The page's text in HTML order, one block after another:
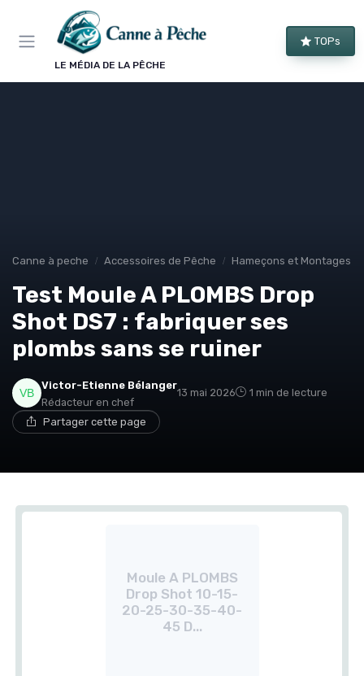
LE MÉDIA DE LA PÊCHE
TOPs
Canne à peche Accessoires de Pêche Hameçons et Montages
Test Moule A PLOMBS Drop
Shot DS7 : fabriquer ses
plombs sans se ruiner
Victor-Etienne Bélanger
Rédacteur en chef
13 mai 2026 1 min de lecture
Partager cette page
Moule A PLOMBS
Drop Shot 10-15-
20-25-30-35-40-
45 D...
Panneau de gestion des cookies